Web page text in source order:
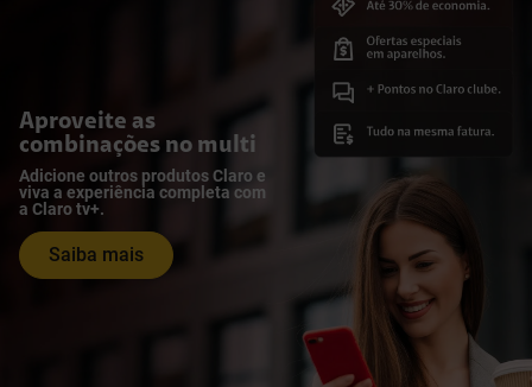
Aproveite as
combinações no multi
Adicione outros produtos Claro e
viva a experiência completa com
a Claro tv+.
Saiba mais